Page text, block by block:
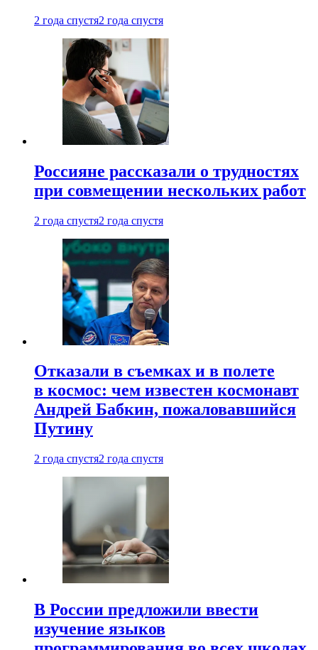
2 года спустя2 года спустя
Россияне рассказали о трудностях
при совмещении нескольких работ
2 года спустя2 года спустя
Отказали в съемках и в полете
в космос: чем известен космонавт
Андрей Бабкин, пожаловавшийся
Путину
2 года спустя2 года спустя
В России предложили ввести
изучение языков